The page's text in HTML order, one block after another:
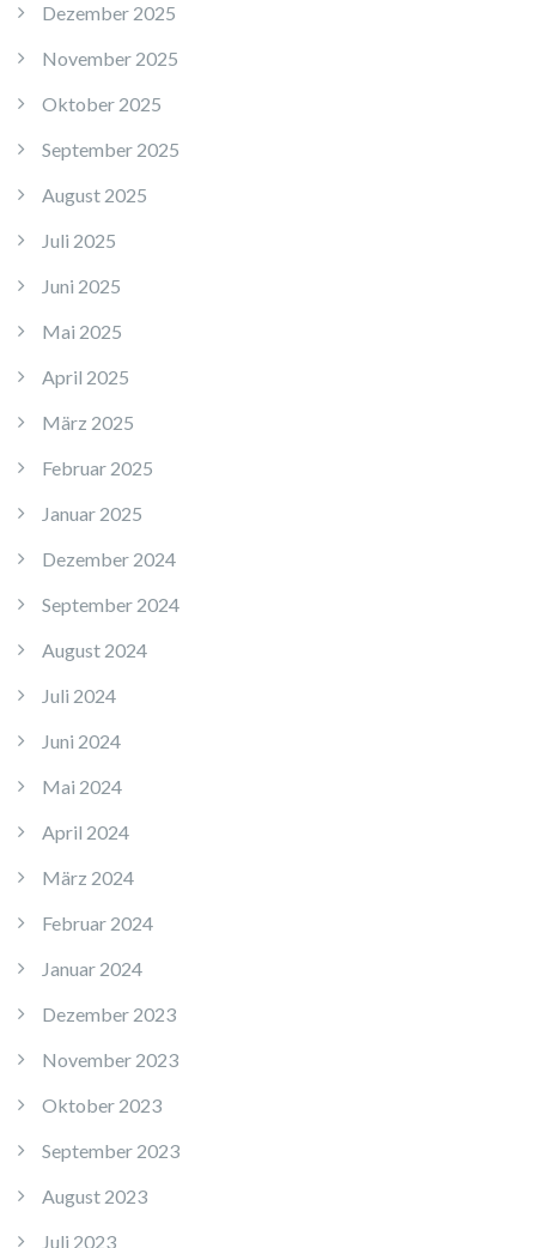
Dezember 2025
November 2025
Oktober 2025
September 2025
August 2025
Juli 2025
Juni 2025
Mai 2025
April 2025
März 2025
Februar 2025
Januar 2025
Dezember 2024
September 2024
August 2024
Juli 2024
Juni 2024
Mai 2024
April 2024
März 2024
Februar 2024
Januar 2024
Dezember 2023
November 2023
Oktober 2023
September 2023
August 2023
Juli 2023